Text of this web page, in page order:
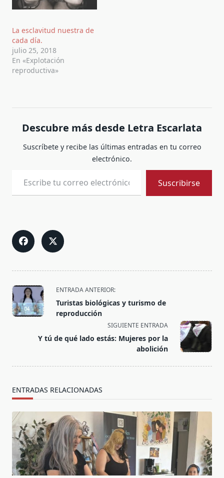
La esclavitud nuestra de
cada día.
julio 25, 2018
En «Explotación
reproductiva»
Descubre más desde Letra Escarlata
Suscríbete y recibe las últimas entradas en tu correo
electrónico.
Suscribirse
<span
class="nav-
subtitle
reader-
ENTRADA ANTERIOR:
Turistas biológicas y turismo de
reproducción
SIGUIENTE ENTRADA
Y tú de qué lado estás: Mujeres por la
abolición
ENTRADAS RELACIONADAS